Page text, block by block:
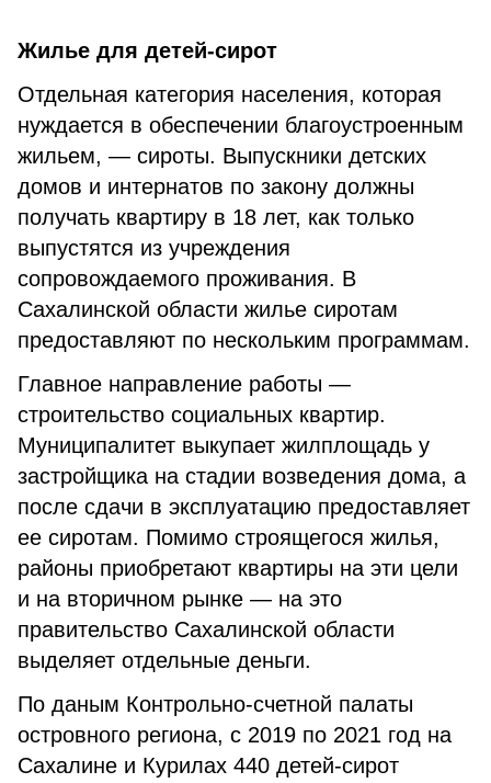
Жилье для детей-сирот
Отдельная категория населения, которая
нуждается в обеспечении благоустроенным
жильем, — сироты. Выпускники детских
домов и интернатов по закону должны
получать квартиру в 18 лет, как только
выпустятся из учреждения
сопровождаемого проживания. В
Сахалинской области жилье сиротам
предоставляют по нескольким программам.
Главное направление работы —
строительство социальных квартир.
Муниципалитет выкупает жилплощадь у
застройщика на стадии возведения дома, а
после сдачи в эксплуатацию предоставляет
ее сиротам. Помимо строящегося жилья,
районы приобретают квартиры на эти цели
и на вторичном рынке — на это
правительство Сахалинской области
выделяет отдельные деньги.
По даным Контрольно-счетной палаты
островного региона, с 2019 по 2021 год на
Сахалине и Курилах 440 детей-сирот